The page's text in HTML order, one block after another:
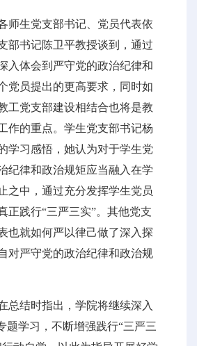
生党支部书记、党员代表依
部书记陈卫平教授谈到，通过
入体会到严守党的政治纪律和
党员提出的更高要求，同时如
工党支部建设相结合也将是教
作的重点。学生党支部书记杨
学习感悟，她认为对于学生党
纪律和政治规矩应当融入在学
之中，通过充分发挥学生党员
正践行“三严三实”。其他党支
也就如何严以律己做了深入探
对严守党的政治纪律和政治规
结时指出，学院将继续深入
题学习，不断增强践行“三严三